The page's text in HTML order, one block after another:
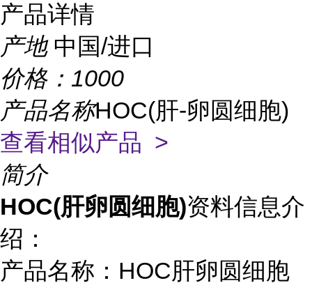
产品详情
产地 中国/进口
价格： 1000
产品名称HOC(肝-卵圆细胞)
查看相似产品 >
简介
HOC(肝卵圆细胞)资料信息介
绍：
产品名称：HOC肝卵圆细胞